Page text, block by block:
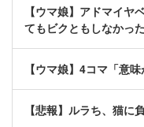
【ウマ娘】アドマイヤ
てもビクともしなかっ
【ウマ娘】4コマ「意
【悲報】ルラち、猫に